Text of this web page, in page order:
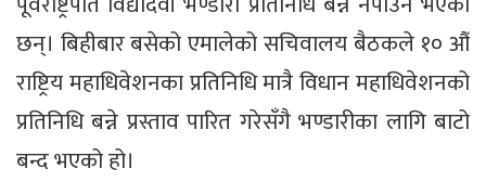
छन्। बिहीबार बसेको एमालेको सचिवालय बैठकले १० औं
राष्ट्रिय महाधिवेशनका प्रतिनिधि मात्रै विधान महाधिवेशनको
प्रतिनिधि बन्ने प्रस्ताव पारित गरेसँगै भण्डारीका लागि बाटो
बन्द भएको हो।